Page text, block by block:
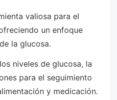
valiosa para el
un enfoque
la glucosa.
niveles de glucosa, la
para el seguimiento
y medicación.